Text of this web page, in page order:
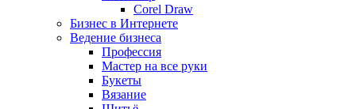
Corel Draw
Бизнес в Интернете
Ведение бизнеса
Профессия
Мастер на все руки
Букеты
Вязание